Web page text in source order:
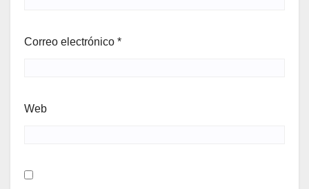
Correo electrónico *
Web